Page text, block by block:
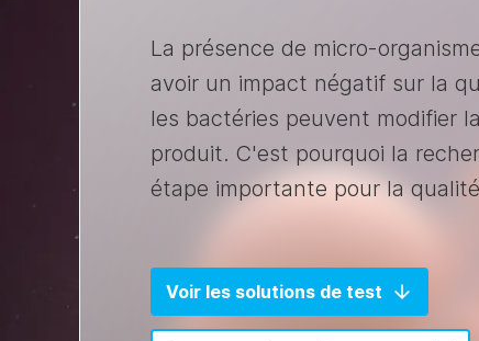
La présence de micro-
avoir un impact négatif sur la
les bactéries peuvent modifier
produit. C'est pourquoi la
étape importante pour la
Voir les solutions de test